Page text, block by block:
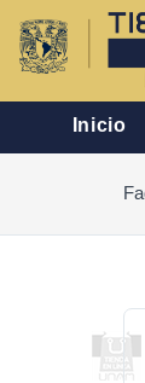
Inicio